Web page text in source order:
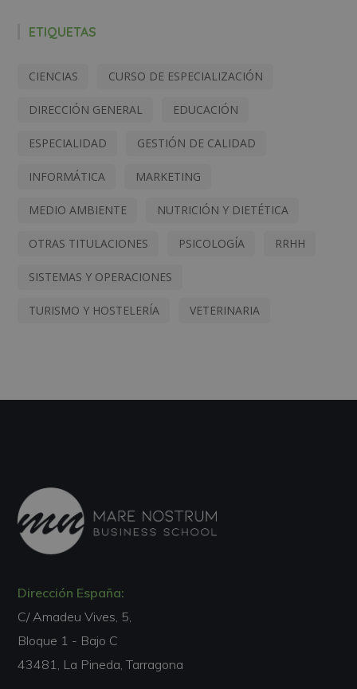
ETIQUETAS
CIENCIAS CURSO DE ESPECIALIZACIÓN
DIRECCIÓN GENERAL EDUCACIÓN
ESPECIALIDAD GESTIÓN DE CALIDAD
INFORMÁTICA MARKETING
MEDIO AMBIENTE NUTRICIÓN Y DIETÉTICA
OTRAS TITULACIONES PSICOLOGÍA RRHH
SISTEMAS Y OPERACIONES
TURISMO Y HOSTELERÍA VETERINARIA
Dirección España:
C/ Amadeu Vives, 5,
Bloque 1 - Bajo C
43481, La Pineda, Tarragona